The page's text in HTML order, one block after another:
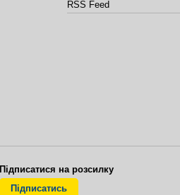
RSS Feed
Підписатися на розсилку
Підписатись